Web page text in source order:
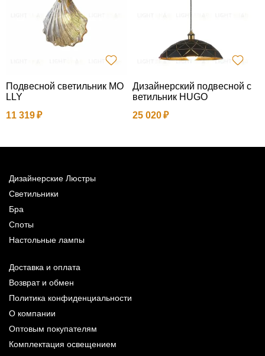
Подвесной светильник MO
LLY
11 319
Дизайнерский подвесной с
ветильник HUGO
25 020
Дизайнерские Люстры
Светильники
Бра
Споты
Настольные лампы
Доставка и оплата
Возврат и обмен
Политика конфиденциальности
О компании
Оптовым покупателям
Комплектация освещением